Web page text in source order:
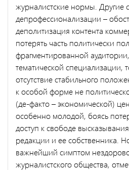
журналистские нормы. Другие
депрофессионализации –
деполитизация контента
потерять часть политически
фрагментированной
тематической специализации,
отсутствие стабильного
к особой форме не
(де-факто – экономической)
особенно молодой, боясь
доступ к свободе
редакции и ее собственника.
важнейший симптом
журналистского общества,